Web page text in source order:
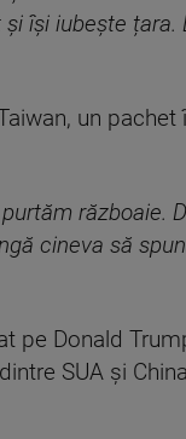
își iubește țara.
un
războaie.
cineva să
pe Donald
SUA și